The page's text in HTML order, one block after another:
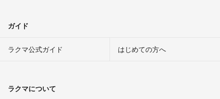
ガイド
ラクマ公式ガイド はじめての方へ
ラクマについて